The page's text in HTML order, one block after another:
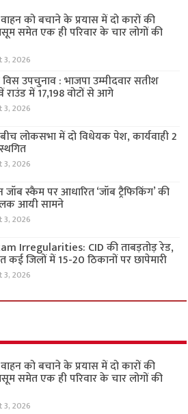
वाहन को बचाने के प्रयास में दो कारों की
समेत एक ही परिवार के चार लोगों की
2026
उपचुनाव : भाजपा उम्मीदवार सतीश
राउंड में 17,198 वोटों से आगे
2026
लोकसभा में दो विधेयक पेश, कार्यवाही 2
2026
स्कैम पर आधारित ‘जॉब ट्रैफिकिंग’ की
आयी सामने
2026
Irregularities: CID की ताबड़तोड़ रेड,
कई जिलों में 15-20 ठिकानों पर छापेमारी
2026
वाहन को बचाने के प्रयास में दो कारों की
समेत एक ही परिवार के चार लोगों की
2026